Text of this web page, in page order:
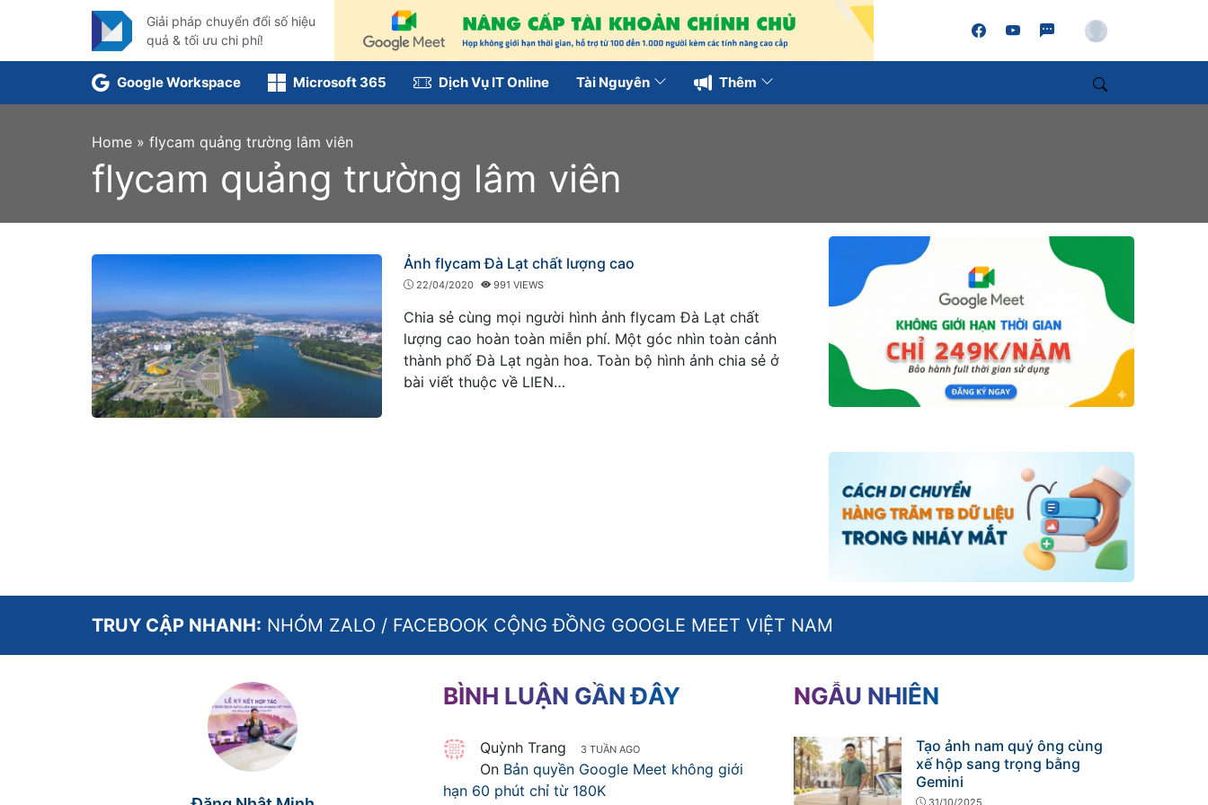
Giải pháp chuyển đổi số hiệu
quả & tối ưu chi phí!
Account
Google Workspace Microsoft 365 Dịch Vụ IT Online Tài Nguyên Thêm Search
Home » flycam quảng trường lâm viên
flycam quảng trường lâm viên
Ảnh flycam Đà Lạt chất lượng cao
22/04/2020 991 VIEWS
Chia sẻ cùng mọi người hình ảnh flycam Đà Lạt chất
lượng cao hoàn toàn miễn phí. Một góc nhìn toàn cảnh
thành phố Đà Lạt ngàn hoa. Toàn bộ hình ảnh chia sẻ ở
bài viết thuộc về LIEN…
TRUY CẬP NHANH: NHÓM ZALO / FACEBOOK CỘNG ĐỒNG GOOGLE MEET VIỆT NAM
BÌNH LUẬN GẦN ĐÂY
Quỳnh Trang 3 TUẦN AGO
On Bản quyền Google Meet không giới
hạn 60 phút chỉ từ 180K
NGẪU NHIÊN
Tạo ảnh nam quý ông cùng
xế hộp sang trọng bằng
Gemini
31/10/2025